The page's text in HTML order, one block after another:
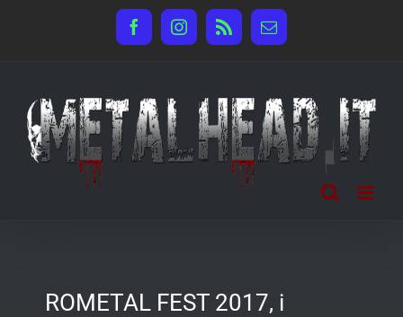
FacebookInstagram
Rss Email
ROMETAL FEST 2017, i